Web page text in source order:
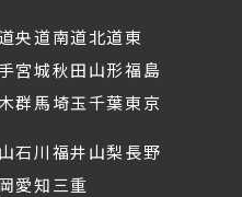
央道南道北道東
宮城秋田山形福島
群馬埼玉千葉東京
石川福井山梨長野
愛知三重